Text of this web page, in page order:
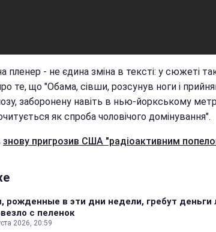
пленер - не єдина зміна в тексті: у сюжеті
те, що "Обама, сівши, розсунув ноги і
заборонену навіть в нью-йоркському
як спроба чоловічого домінування".
знову пригрозив США "радіоактивним
рожденные в эти дни недели, гребут деньги
с пеленок
2026, 20:59